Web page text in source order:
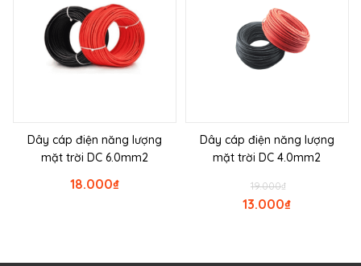
Dây cáp điện năng lượng
mặt trời DC 6.0mm2
₫
18.000
Dây cáp điện năng lượng
mặt trời DC 4.0mm2
₫
19.000
₫
13.000